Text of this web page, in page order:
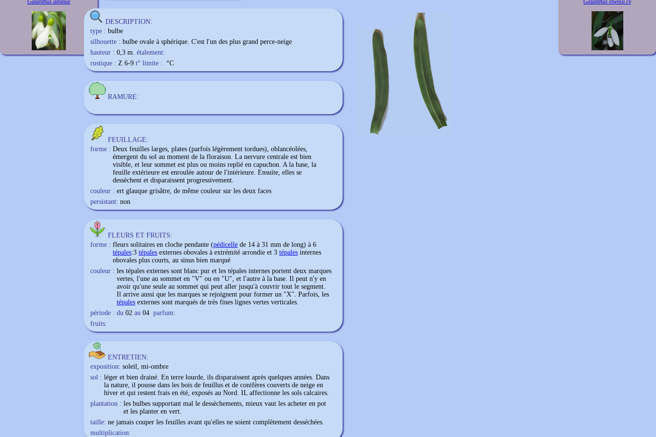
Galanthus alpinus Galanthus elwesii cv
DESCRIPTION:
type : bulbe
silhouette : bulbe ovale à sphérique. C'est l'un des plus grand perce-neige
hauteur : 0,3 m. étalement:
rustique : Z 6-9 t° limite : °C
RAMURE:
FEUILLAGE:
forme : Deux feuilles larges, plates (parfois légèrement tordues), oblancéolées,
émergent du sol au moment de la floraison. La nervure centrale est bien
visible, et leur sommet est plus ou moins replié en capuchon. A la base, la
feuille extérieure est enroulée autour de l'intérieure. Ensuite, elles se
dessèchent et disparaissent progressivement.
couleur : ert glauque grisâtre, de même couleur sur les deux faces
persistant: non
FLEURS ET FRUITS:
forme : fleurs solitaires en cloche pendante (pédicelle de 14 à 31 mm de long) à 6
tépales:3 tépales externes obovales à extrémité arrondie et 3 tépales internes
obovales plus courts, au sinus bien marqué
couleur : les tépales externes sont blanc pur et les tépales internes portent deux marques
vertes, l'une au sommet en "V" ou en "U", et l'autre à la base. Il peut n'y en
avoir qu'une seule au sommet qui peut aller jusqu'à couvrir tout le segment.
Il arrive aussi que les marques se rejoignent pour former un "X". Parfois, les
tépales externes sont marqués de très fines lignes vertes verticales.
période : du 02 au 04 parfum:
fruits:
ENTRETIEN:
exposition: soleil, mi-ombre
sol : léger et bien drainé. En terre lourde, ils disparaissent après quelques années. Dans
la nature, il pousse dans les bois de feuillus et de conifères couverts de neige en
hiver et qui restent frais en été, exposés au Nord. IL affectionne les sols calcaires.
plantation : les bulbes supportant mal le dessèchements, mieux vaut les acheter en pot
et les planter en vert.
taille: ne jamais couper les feuilles avant qu'elles ne soient complètement desséchées.
multiplication: